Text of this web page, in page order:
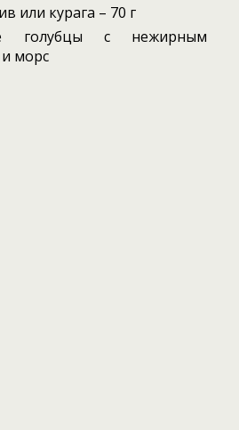
или курага – 70 г
голубцы с нежирным
морс